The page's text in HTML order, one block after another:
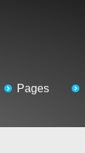
Pages